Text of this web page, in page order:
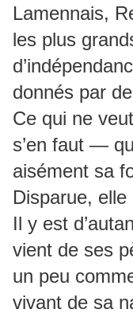
Lamennais,
les plus
donnés par
Ce qui ne
s’en faut —
aisément sa
Disparue,
Il y est
vient de ses
un peu
vivant de sa